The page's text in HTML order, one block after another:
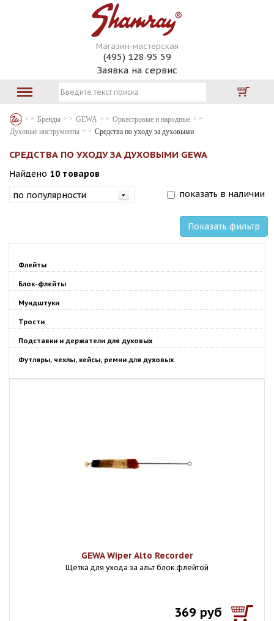
Магазин-мастерская
(495) 128 95 59
Заявка на сервис
Бренды GEWA
Оркестровые и народные
Духовые инструменты
Средства по уходу за духовыми
СРЕДСТВА ПО УХОДУ ЗА ДУХОВЫМИ GEWA
Найдено 10 товаров
показать в наличии
Показать фильтр
Флейты
Блок-флейты
Мундштуки
Трости
Подставки и держатели для духовых
Футляры, чехлы, кейсы, ремни для духовых
GEWA Wiper Alto Recorder
Щетка для ухода за альт блок флейтой
369 руб